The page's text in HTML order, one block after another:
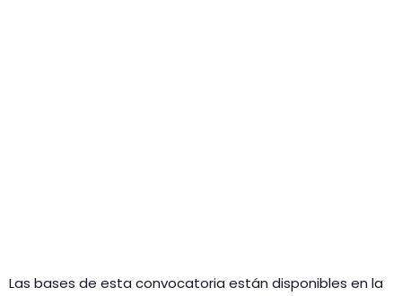
Las bases de esta convocatoria están disponibles en la